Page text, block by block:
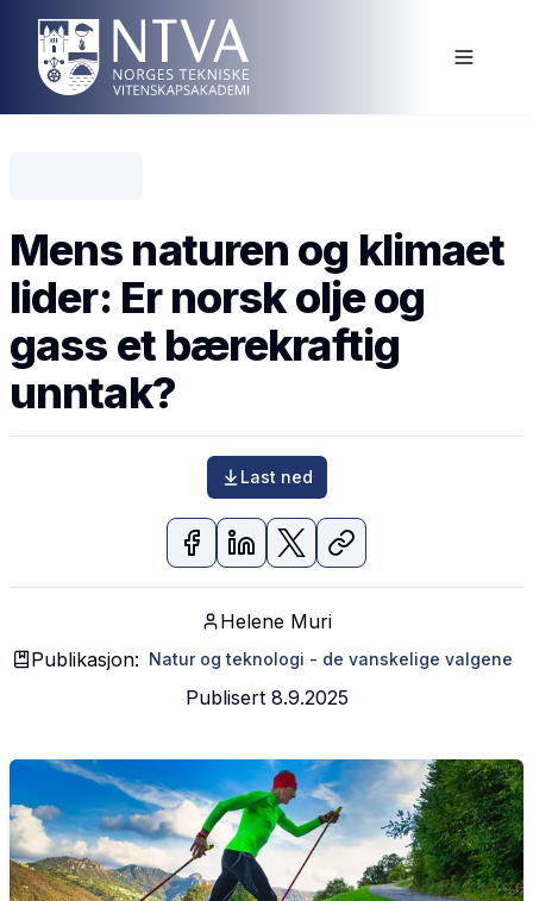
Mens naturen og klimaet
lider: Er norsk olje og
gass et bærekraftig
unntak?
Last ned
Helene Muri
Publikasjon: Natur og teknologi - de vanskelige valgene
Publisert 8.9.2025